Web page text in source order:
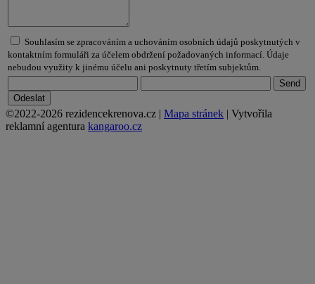
Souhlasím se zpracováním a uchováním osobních údajů poskytnutých v
kontaktním formuláři za účelem obdržení požadovaných informací. Údaje
nebudou využity k jinému účelu ani poskytnuty třetím subjektům.
©2022-2026 rezidencekrenova.cz | Mapa stránek | Vytvořila
reklamní agentura kangaroo.cz